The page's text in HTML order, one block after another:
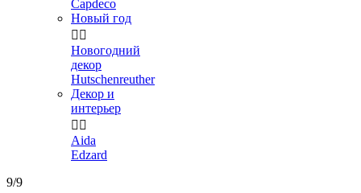
Capdeco
Новый год
 
Новогодний
декор
Hutschenreuther
Декор и
интерьер
 
Aida
Edzard
9/9